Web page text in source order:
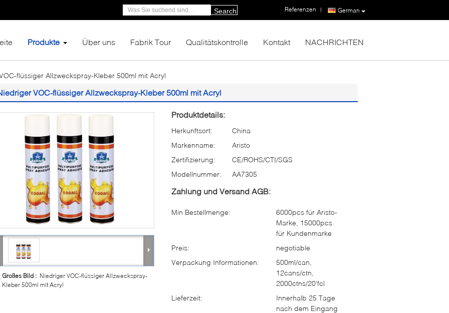
German
Referenzen |
Search
Produkte Über uns Fabrik Tour Qualitätskontrolle Kontakt NACHRICHTEN
flüssiger Allzweckspray-Kleber 500ml mit Acryl
VOC-flüssiger Allzweckspray-Kleber 500ml mit Acryl
Großes Bild : Niedriger VOC-flüssiger Allzweckspray-
Kleber 500ml mit Acryl
Produktdetails:
Herkunftsort:
China
Markenname:
Aristo
Zertifizierung:
CE/ROHS/CTI/SGS
Modellnummer:
AA7305
Zahlung und Versand AGB:
Min Bestellmenge:
6000pcs für Aristo-
Marke, 15000pcs
für Kundenmarke
Preis:
negotiable
Verpackung Informationen:
500ml/can,
12cans/ctn,
2000ctns/20'fcl
Lieferzeit:
Innerhalb 25 Tage
nach dem Eingang